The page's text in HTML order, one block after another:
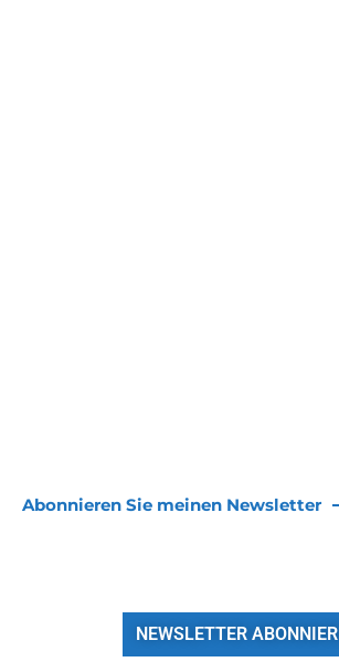
Abonnieren Sie meinen Newsletter
NEWSLETTER